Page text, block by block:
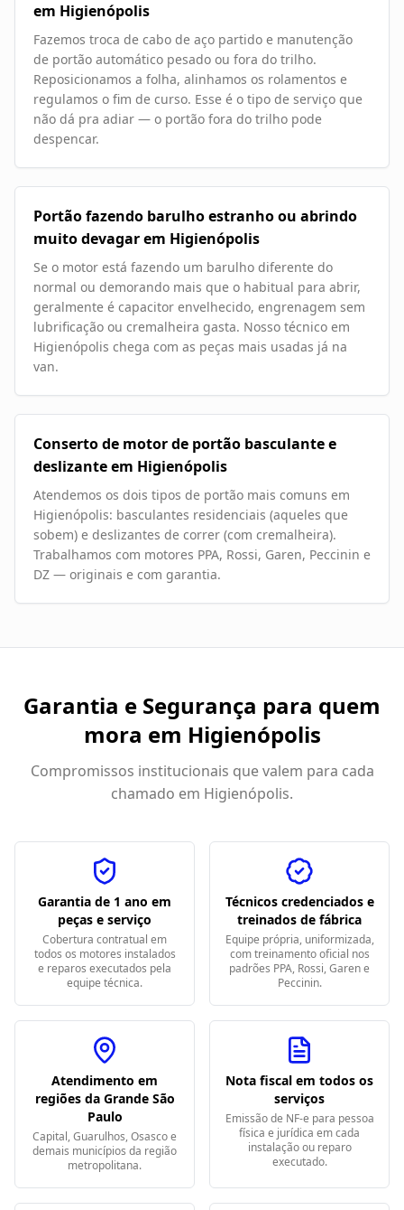
em Higienópolis
Fazemos troca de cabo de aço partido e manutenção
de portão automático pesado ou fora do trilho.
Reposicionamos a folha, alinhamos os rolamentos e
regulamos o fim de curso. Esse é o tipo de serviço que
não dá pra adiar — o portão fora do trilho pode
despencar.
Portão fazendo barulho estranho ou abrindo
muito devagar em Higienópolis
Se o motor está fazendo um barulho diferente do
normal ou demorando mais que o habitual para abrir,
geralmente é capacitor envelhecido, engrenagem sem
lubrificação ou cremalheira gasta. Nosso técnico em
Higienópolis chega com as peças mais usadas já na
van.
Conserto de motor de portão basculante e
deslizante em Higienópolis
Atendemos os dois tipos de portão mais comuns em
Higienópolis: basculantes residenciais (aqueles que
sobem) e deslizantes de correr (com cremalheira).
Trabalhamos com motores PPA, Rossi, Garen, Peccinin e
DZ — originais e com garantia.
Garantia e Segurança para quem
mora em Higienópolis
Compromissos institucionais que valem para cada
chamado em Higienópolis.
Garantia de 1 ano em
peças e serviço
Cobertura contratual em
todos os motores instalados
e reparos executados pela
equipe técnica.
Técnicos credenciados e
treinados de fábrica
Equipe própria, uniformizada,
com treinamento oficial nos
padrões PPA, Rossi, Garen e
Peccinin.
Atendimento em
regiões da Grande São
Paulo
Capital, Guarulhos, Osasco e
demais municípios da região
metropolitana.
Nota fiscal em todos os
serviços
Emissão de NF-e para pessoa
física e jurídica em cada
instalação ou reparo
executado.